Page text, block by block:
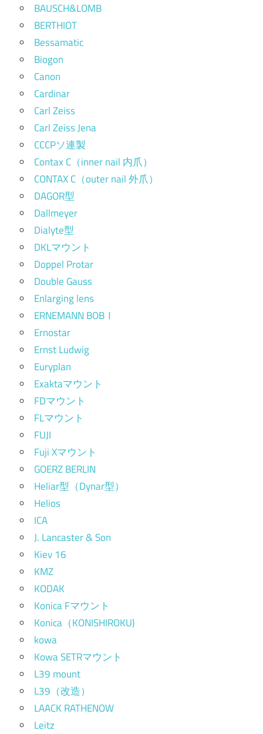
BAUSCH&LOMB
BERTHIOT
Bessamatic
Biogon
Canon
Cardinar
Carl Zeiss
Carl Zeiss Jena
CCCPソ連製
Contax C（inner nail 内爪）
CONTAX C（outer nail 外爪）
DAGOR型
Dallmeyer
Dialyte型
DKLマウント
Doppel Protar
Double Gauss
Enlarging lens
ERNEMANN BOBⅠ
Ernostar
Ernst Ludwig
Euryplan
Exaktaマウント
FDマウント
FLマウント
FUJI
Fuji Xマウント
GOERZ BERLIN
Heliar型（Dynar型）
Helios
ICA
J. Lancaster & Son
Kiev 16
KMZ
KODAK
Konica Fマウント
Konica（KONISHIROKU)
kowa
Kowa SETRマウント
L39 mount
L39（改造）
LAACK RATHENOW
Leitz